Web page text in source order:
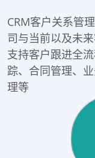
CRM客户关系管
司与当前以及未来
支持客户跟进全
踪、合同管理、
理等